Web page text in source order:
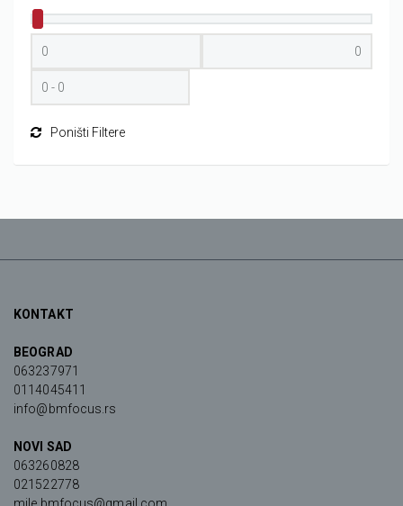
Poništi Filtere
KONTAKT
BEOGRAD
063237971
0114045411
info@bmfocus.rs
NOVI SAD
063260828
021522778